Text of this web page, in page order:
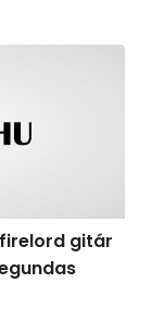
gitár